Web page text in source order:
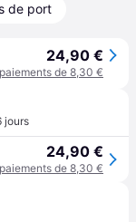
de port
24,90 €
de 8,30 €
jours
24,90 €
de 8,30 €